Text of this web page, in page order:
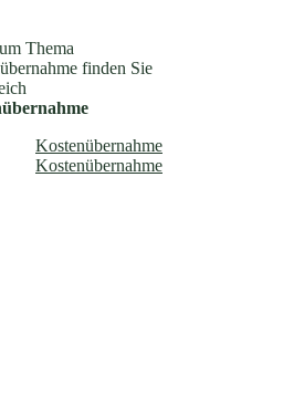
Thema
finden Sie
Kostenübernahme
Kostenübernahme